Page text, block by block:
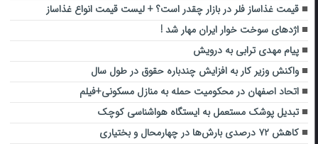
قیمت غذاساز فلر در بازار چقدر است؟ + لیست قیمت انواع غذاساز
اژدهای سوخت‌ خوار ایران مهار شد !
پیام مهدی ترابی به درویش
واکنش وزیر کار به افزایش چندباره حقوق در طول سال
اتحاد اصفهان در محکومیت حمله به منازل مسکونی+فیلم
تبدیل پوشک مستعمل به ایستگاه هواشناسی کوچک
کاهش ۷۲ درصدی بارش‌ها در چهارمحال و بختیاری